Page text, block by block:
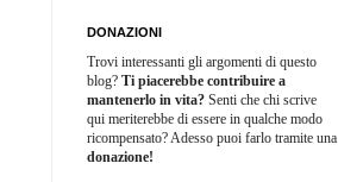
DONAZIONI
Trovi interessanti gli argomenti di questo
blog? Ti piacerebbe contribuire a
mantenerlo in vita? Senti che chi scrive
qui meriterebbe di essere in qualche modo
ricompensato? Adesso puoi farlo tramite una
donazione!